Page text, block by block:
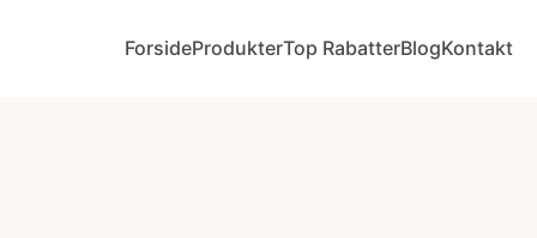
ForsideProdukterTop RabatterBlogKontakt